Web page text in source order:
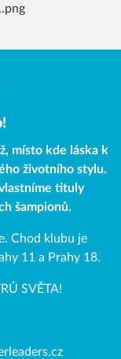
místo kde láska k
životního stylu.
tituly
šampionů.
Chod klubu je
11 a Prahy 18.
SVĚTA!